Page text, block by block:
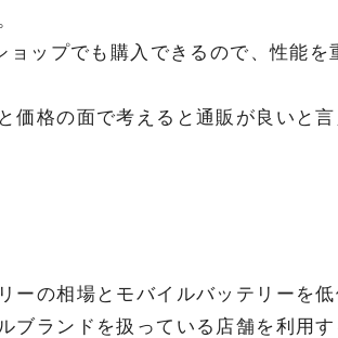
ョップでも購入できるので、性能
価格の面で考えると通販が良いと言
ーの相場とモバイルバッテリーを
ブランドを扱っている店舗を利用